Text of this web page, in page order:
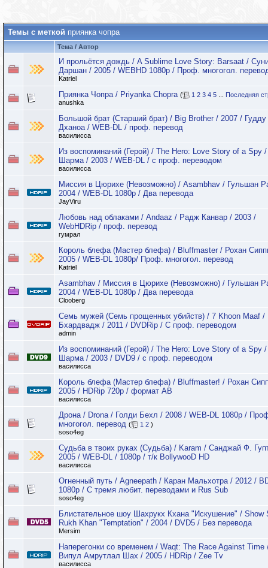
Темы с меткой приянка чопра
Тема / Автор
И прольётся дождь / A Sublime Love Story: Barsaat /
Даршан / 2005 / WEBHD 1080p / Проф. многогол.
Katriel
Приянка Чопра / Priyanka Chopra ( 1 2 3 4 5
Последняя
anushka
Большой брат (Старший брат) / Big Brother / 2007 / Гудду
Дханоа / WEB-DL / проф. перевод
василисса
Из воспоминаний (Герой) / The Hero: Love Story of a Spy
Шарма / 2003 / WEB-DL / с проф. переводом
василисса
Миссия в Цюрихе (Невозможно) / Asambhav / Гульшан
2004 / WEB-DL 1080p / Два перевода
JayViru
Любовь над облаками / Andaaz / Радж Канвар / 2003 /
WebHDRip / проф. перевод
гумрал
Король блефа (Мастер блефа) / Bluffmaster / Рохан
2005 / WEB-DL 1080p/ Проф. многогол. перевод
Katriel
Asambhav / Миссия в Цюрихе (Невозможно) / Гульшан
2004 / WEB-DL 1080p / Два перевода
Clooberg
Семь мужей (Семь прощенных убийств) / 7 Khoon Maaf
Бхардвадж / 2011 / DVDRip / С проф. переводом
admin
Из воспоминаний (Герой) / The Hero: Love Story of a Spy
Шарма / 2003 / DVD9 / с проф. переводом
василисса
Король блефа (Мастер блефа) / Bluffmaster! / Рохан
2005 / HDRip 720p / формат АВ
василисса
Дрона / Drona / Голди Бехл / 2008 / WEB-DL 1080p /
многогол. перевод ( 1 2 )
soso4eg
Судьба в твоих руках (Судьба) / Karam / Санджай Ф.
2005 / WEB-DL / 1080p / т/к BollywooD HD
василисса
Огненный путь / Agneepath / Каран Мальхотра / 2012 /
1080p / C тремя любит. переводами и Rus Sub
soso4eg
Блистательное шоу Шахрукх Кхана "Искушение" / Show
Rukh Khan "Temptation" / 2004 / DVD5 / Без перевода
Mersim
Наперегонки со временем / Waqt: The Race Against Time
Випул Амрутлал Шах / 2005 / HDRip / Zee Tv
василисса